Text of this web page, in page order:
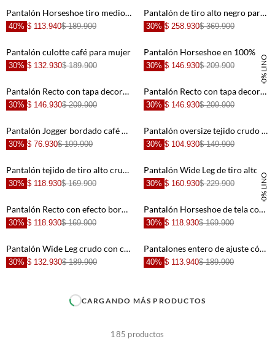
+ +
+ +
+ +
+ +
+
Pantalón Horseshoe tiro medio negro para mujer
40% $ 113.940$ 189.900
+
Pantalón de tiro alto negro para mujer
30% $ 258.930$ 369.900
+
Pantalón culotte café para mujer
30% $ 132.930$ 189.900 100% LINO
+
30% $ 146.930$ 209.900
+
Pantalón Recto con tapa decorativa crudo de silueta amplia para mujer
30% $ 146.930$ 209.900
+
Pantalón Recto con tapa decorativa crudo con textura suave para mujer
30% $ 146.930$ 209.900
Pantalón Jogger bordado café para mujer
30% $ 76.930$ 109.900
Pantalón oversize tejido crudo para mujer
30% $ 104.930$ 149.900
Pantalón tejido de tiro alto crudo para mujer
30% $ 118.930$ 169.900 100% LINO
30% $ 160.930$ 229.900
Pantalón Recto con efecto bordado blanco para mujer
30% $ 118.930$ 169.900
Pantalón Horseshoe de tela con caída crudo para mujer
30% $ 118.930$ 169.900
Pantalón Wide Leg crudo con caída natural para mujer
30% $ 132.930$ 189.900
Pantalones entero de ajuste cómodo para mujer
40% $ 113.940$ 189.900
CARGANDO MÁS PRODUCTOS
185 productos